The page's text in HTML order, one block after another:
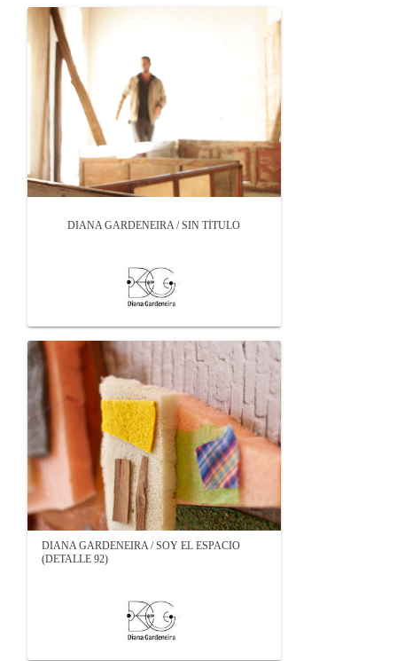
DIANA GARDENEIRA / SIN TÍTULO
DIANA GARDENEIRA / SOY EL ESPACIO
(DETALLE 92)